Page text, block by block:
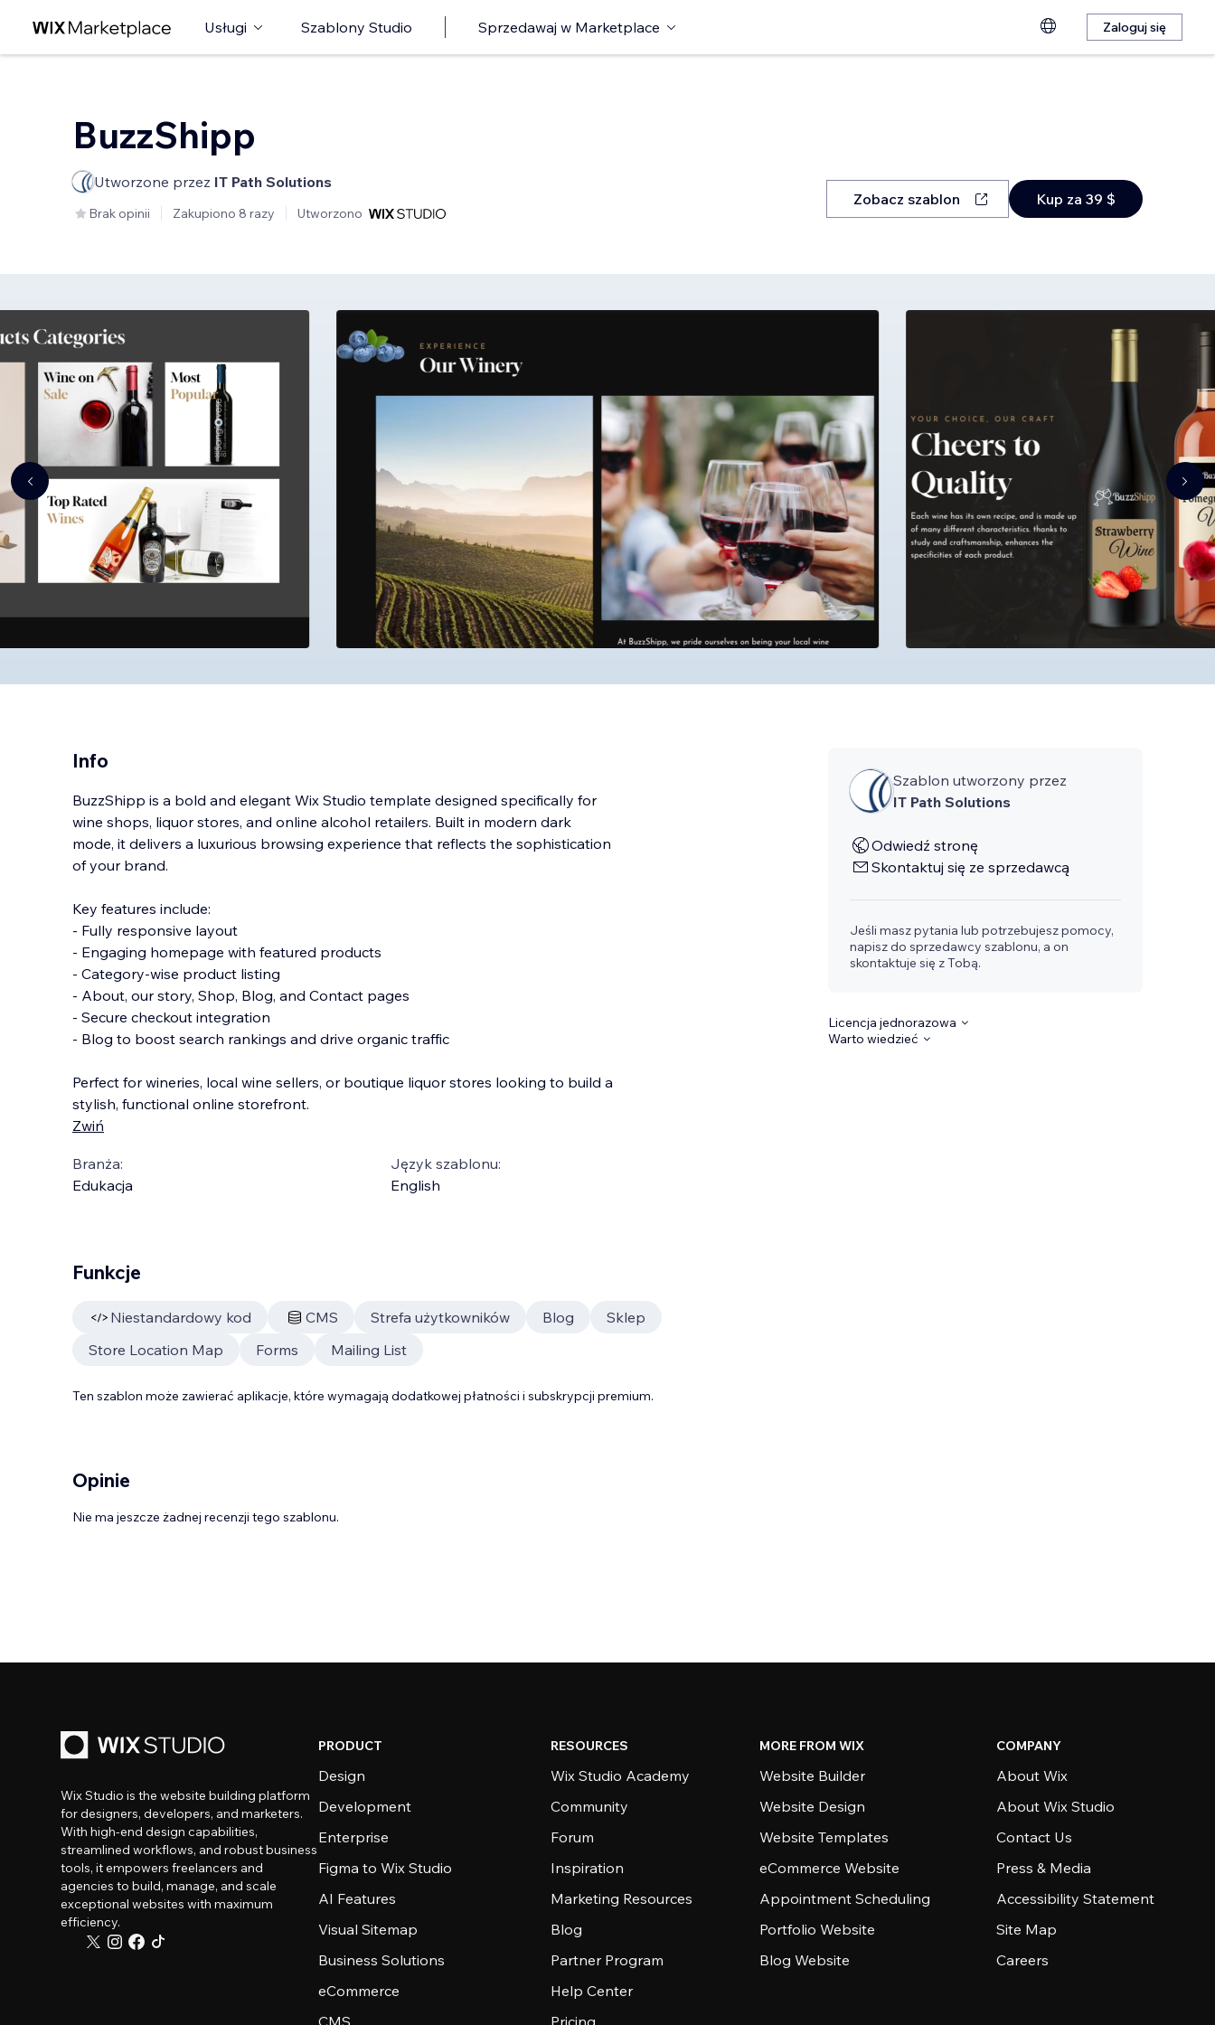
Usługi Szablony Studio Sprzedawaj w Marketplace Zaloguj się
BuzzShipp
Utworzone przez IT Path Solutions
Brak opinii Zakupiono 8 razy Utworzono
Zobacz szablon Kup za 39 $
Info
BuzzShipp is a bold and elegant Wix Studio template designed specifically for
wine shops, liquor stores, and online alcohol retailers. Built in modern dark
mode, it delivers a luxurious browsing experience that reflects the sophistication
of your brand.
Key features include:
- Fully responsive layout
- Engaging homepage with featured products
- Category-wise product listing
- About, our story, Shop, Blog, and Contact pages
- Secure checkout integration
- Blog to boost search rankings and drive organic traffic
Perfect for wineries, local wine sellers, or boutique liquor stores looking to build a
stylish, functional online storefront.
Zwiń
Branża:
Edukacja
Język szablonu:
English
Szablon utworzony przez
IT Path Solutions
Odwiedź stronę
Skontaktuj się ze sprzedawcą
Jeśli masz pytania lub potrzebujesz pomocy,
napisz do sprzedawcy szablonu, a on
skontaktuje się z Tobą.
Licencja jednorazowa
Warto wiedzieć
Funkcje
Niestandardowy kod CMS Strefa użytkowników Blog
Sklep
Store Location Map
Forms Mailing List
Ten szablon może zawierać aplikacje, które wymagają dodatkowej płatności i subskrypcji premium.
Opinie
Nie ma jeszcze żadnej recenzji tego szablonu.
Wix Studio is the website building platform
for designers, developers, and marketers.
With high-end design capabilities,
streamlined workflows, and robust business
tools, it empowers freelancers and
agencies to build, manage, and scale
exceptional websites with maximum
efficiency.
PRODUCT
Design
Development
Enterprise
Figma to Wix Studio
AI Features
Visual Sitemap
Business Solutions
eCommerce
CMS
RESOURCES
Wix Studio Academy
Community
Forum
Inspiration
Marketing Resources
Blog
Partner Program
Help Center
Pricing
MORE FROM WIX
Website Builder
Website Design
Website Templates
eCommerce Website
Appointment Scheduling
Portfolio Website
Blog Website
COMPANY
About Wix
About Wix Studio
Contact Us
Press & Media
Accessibility Statement
Site Map
Careers